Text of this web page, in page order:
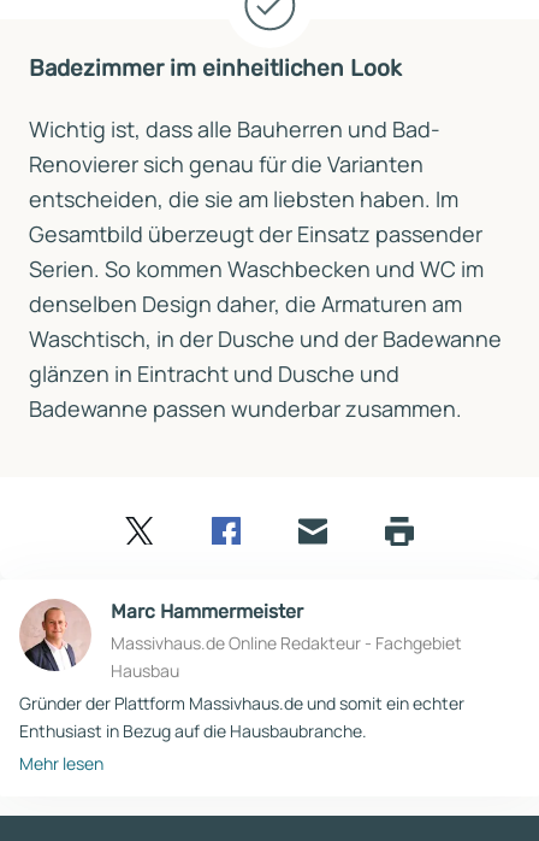
Badezimmer im einheitlichen Look
Wichtig ist, dass alle Bauherren und Bad-
Renovierer sich genau für die Varianten
entscheiden, die sie am liebsten haben. Im
Gesamtbild überzeugt der Einsatz passender
Serien. So kommen Waschbecken und WC im
denselben Design daher, die Armaturen am
Waschtisch, in der Dusche und der Badewanne
glänzen in Eintracht und Dusche und
Badewanne passen wunderbar zusammen.
Marc Hammermeister
Massivhaus.de Online Redakteur - Fachgebiet
Hausbau
Gründer der Plattform Massivhaus.de und somit ein echter
Enthusiast in Bezug auf die Hausbaubranche.
Mehr lesen